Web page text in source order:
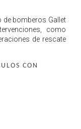
de bomberos Gallet
como
de rescate
CON